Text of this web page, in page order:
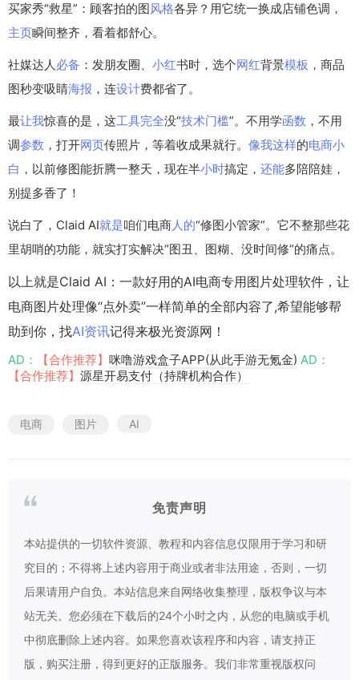
买家秀“救星”：顾客拍的图风格各异？用它统一换成店铺色调，
主页瞬间整齐，看着都舒心。
社媒达人必备 ：发朋友圈、 小红书时，选个网红背景模板 ，商品
图秒变吸睛海报 ，连设计费都省了。
最让我惊喜的是，这工具完全没“技术门槛”。不用学函数 ，不用
调参数 ，打开网页传照片，等着收成果就行。 像我这样的电商小
白 ，以前修图能折腾一整天，现在半小时搞定， 还能多陪陪娃，
别提多香了！
说白了，Claid AI就是咱们电商人的“修图小管家”。它不整那些花
里胡哨的功能，就实打实解决“图丑、图糊、没时间修”的痛点。
以上就是Claid AI：一款好用的AI电商专用图片处理软件，让
电商图片处理像“点外卖”一样简单的全部内容了,希望能够帮
助到你，找AI资讯记得来极光资源网！
AD： 【合作推荐】 咪噜游戏盒子APP(从此手游无氪金) AD：
【合作推荐】 源星开易支付（持牌机构合作）
电商 图片 AI
免责声明
本站提供的一切软件资源、教程和内容信息仅限用于学习和研
究目的；不得将上述内容用于商业或者非法用途，否则，一切
后果请用户自负。本站信息来自网络收集整理，版权争议与本
站无关。您必须在下载后的24个小时之内，从您的电脑或手机
中彻底删除上述内容。如果您喜欢该程序和内容，请支持正
版，购买注册，得到更好的正版服务。我们非常重视版权问